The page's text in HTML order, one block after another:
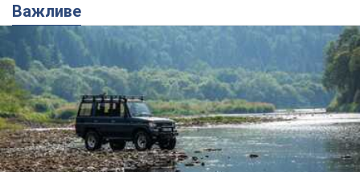
Важливе